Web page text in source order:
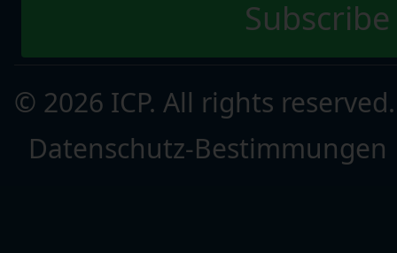
© 2026 ICP. All rights
Datenschutz-Bestimmungen